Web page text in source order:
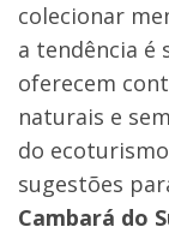
colecionar
a tendência é
oferecem
naturais e
do
sugestões
Cambará do